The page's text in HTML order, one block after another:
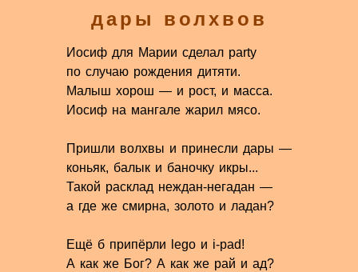
дары волхвов
Иосиф для Марии сделал party
по случаю рождения дитяти.
Малыш хорош — и рост, и масса.
Иосиф на мангале жарил мясо.
Пришли волхвы и принесли дары —
коньяк, балык и баночку икры...
Такой расклад неждан-негадан —
а где же смирна, золото и ладан?
Ещё б припёрли lego и i-pad!
А как же Бог? А как же рай и ад?